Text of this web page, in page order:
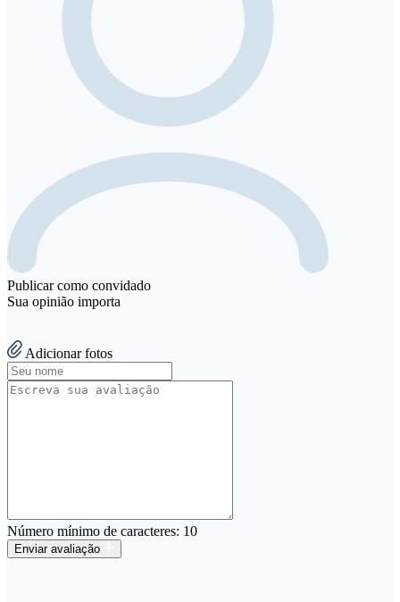
Publicar como convidado
Sua opinião importa
Adicionar fotos
Número mínimo de caracteres: 10
Enviar avaliação